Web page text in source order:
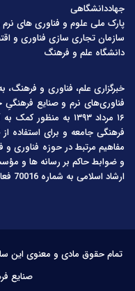
جهاددانشگاهی
پارک ملی علوم و فناوری های
سازمان تجاری سازی فناوری و
دانشگاه علم و فرهنگ
خبرگزاری علم، فناوری و فرهنگ،
فناوری‌های نرم و صنایع فرهنگیِ
۱۶ مرداد ۱۳۹۳ به
فرهنگی جامعه و برای استفاده
مفاهیم مرتبط در حوزه
و ضوابط حاکم بر رسانه ها و
ارشاد اسلامی به شماره 70016 فعالیت خود را آغاز کرده است.
تمام حقوق مادی و معنوی این
صنایع